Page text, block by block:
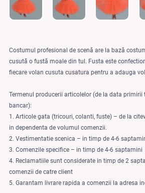
Costumul profesional de scenă are la bază
cusută o fustă moale din tul. Fusta este
fiecare volan cusuta cusatura pentru a adauga
Termenul producerii articolelor (de la data primirii
bancar):
1. Articole gata (tricouri, colanti, fuste) – de la
in dependenta de volumul comenzii.
2. Vestimentatie scenica – in timp de 4-6
3. Comenzile specifice – in timp de 4-6 saptamini
4. Reclamatiile sunt considerate in timp de 2
comenzii de catre client
5. Garantam livrare rapida a comenzii la adresa